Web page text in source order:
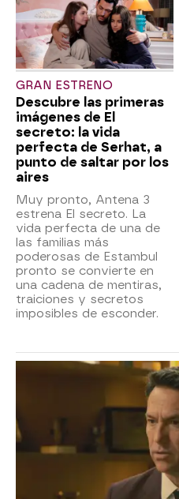
GRAN ESTRENO
Descubre las primeras
imágenes de El
secreto: la vida
perfecta de Serhat, a
punto de saltar por los
aires
Muy pronto, Antena 3
estrena El secreto. La
vida perfecta de una de
las familias más
poderosas de Estambul
pronto se convierte en
una cadena de mentiras,
traiciones y secretos
imposibles de esconder.